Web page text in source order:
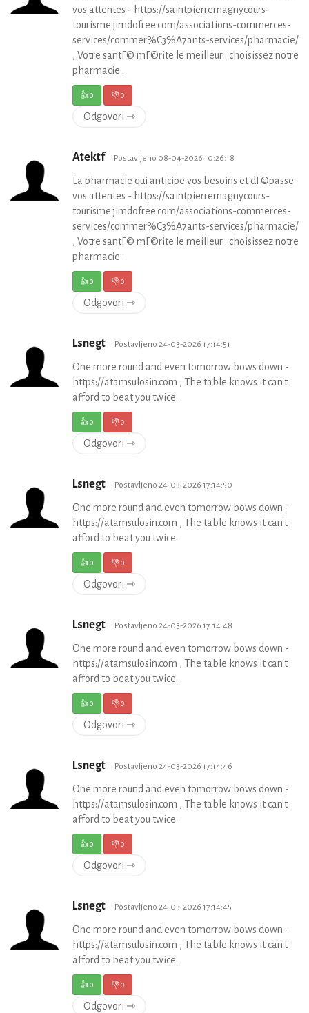
vos attentes - https://saintpierremagnycours-
tourisme.jimdofree.com/associations-commerces-
services/commer%C3%A7ants-services/pharmacie/
, Votre santГ© mГ©rite le meilleur : choisissez notre
pharmacie .
👍0 👎0
Odgovori ⇾
Atektf Postavljeno 08-04-2026 10:26:18
La pharmacie qui anticipe vos besoins et dГ©passe
vos attentes - https://saintpierremagnycours-
tourisme.jimdofree.com/associations-commerces-
services/commer%C3%A7ants-services/pharmacie/
, Votre santГ© mГ©rite le meilleur : choisissez notre
pharmacie .
👍0 👎0
Odgovori ⇾
Lsnegt Postavljeno 24-03-2026 17:14:51
One more round and even tomorrow bows down -
https://atamsulosin.com , The table knows it can't
afford to beat you twice .
👍0 👎0
Odgovori ⇾
Lsnegt Postavljeno 24-03-2026 17:14:50
One more round and even tomorrow bows down -
https://atamsulosin.com , The table knows it can't
afford to beat you twice .
👍0 👎0
Odgovori ⇾
Lsnegt Postavljeno 24-03-2026 17:14:48
One more round and even tomorrow bows down -
https://atamsulosin.com , The table knows it can't
afford to beat you twice .
👍0 👎0
Odgovori ⇾
Lsnegt Postavljeno 24-03-2026 17:14:46
One more round and even tomorrow bows down -
https://atamsulosin.com , The table knows it can't
afford to beat you twice .
👍0 👎0
Odgovori ⇾
Lsnegt Postavljeno 24-03-2026 17:14:45
One more round and even tomorrow bows down -
https://atamsulosin.com , The table knows it can't
afford to beat you twice .
👍0 👎0
Odgovori ⇾